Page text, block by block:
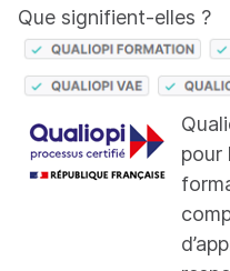
Que signifient-elles ?
pour